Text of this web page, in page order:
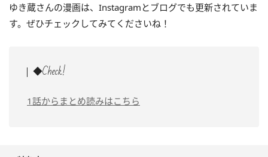
ゆき蔵さんの漫画は、Instagramとブログでも更新されていま
す。ぜひチェックしてみてくださいね！
◆Check!
1話からまとめ読みはこちら